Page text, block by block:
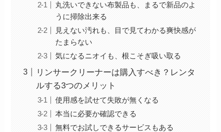
丸洗いできない布製品も、まるで新品のよ
うに掃除出来る
見えない汚れも、目で見てわかる爽快感が
たまらない
気になるニオイも、根こそぎ吸い取る
リンサークリーナーは購入すべき？レンタ
ルする3つのメリット
使用感を試せて失敗が無くなる
本当に必要か確認できる
無料でお試しできるサービスもある